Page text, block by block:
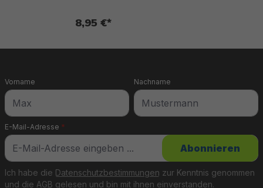
8,95 €*
E-Mail-Adresse *
Vorname Nachname
Ich habe die Datenschutzbestimmungen zur Kenntnis genommen
und die AGB gelesen und bin mit ihnen einverstanden.
Abonnieren